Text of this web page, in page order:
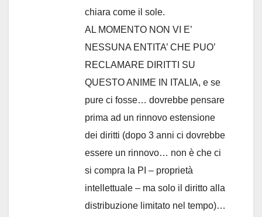
chiara come il sole.
AL MOMENTO NON VI E’
NESSUNA ENTITA’ CHE PUO’
RECLAMARE DIRITTI SU
QUESTO ANIME IN ITALIA, e se
pure ci fosse… dovrebbe pensare
prima ad un rinnovo estensione
dei diritti (dopo 3 anni ci dovrebbe
essere un rinnovo… non è che ci
si compra la PI – proprietà
intellettuale – ma solo il diritto alla
distribuzione limitato nel tempo)…